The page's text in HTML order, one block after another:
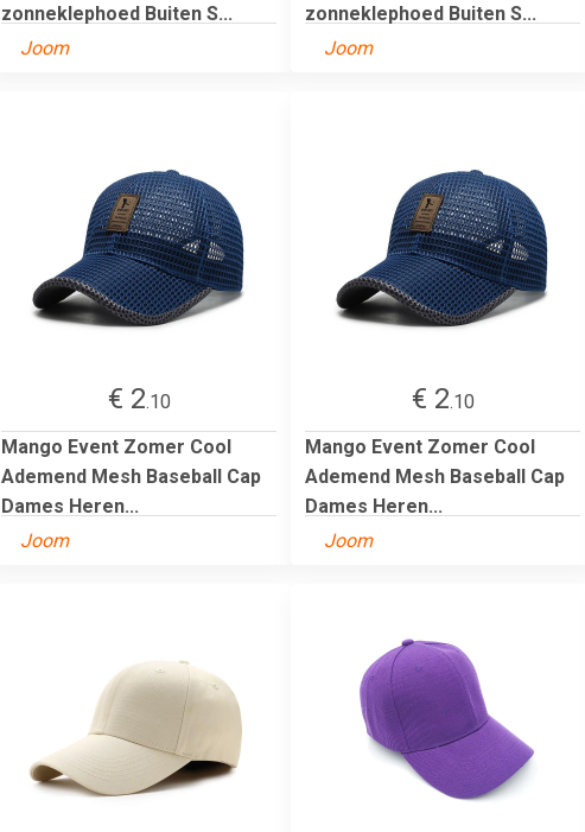
zonneklephoed Buiten S...
Joom
zonneklephoed Buiten S...
Joom
€ 2.10
Mango Event Zomer Cool
Ademend Mesh Baseball Cap
Dames Heren...
Joom
€ 2.10
Mango Event Zomer Cool
Ademend Mesh Baseball Cap
Dames Heren...
Joom